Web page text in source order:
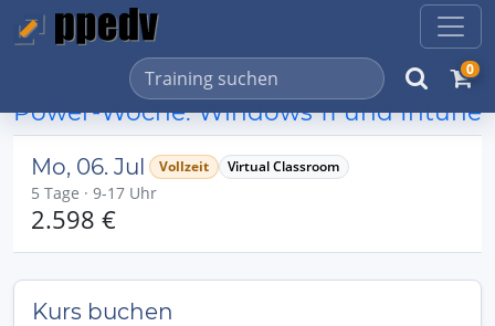
0
Power-Woche: Windows 11 und Intune
Mo, 06. Jul Vollzeit Virtual Classroom
5 Tage · 9-17 Uhr
2.598 €
Kurs buchen